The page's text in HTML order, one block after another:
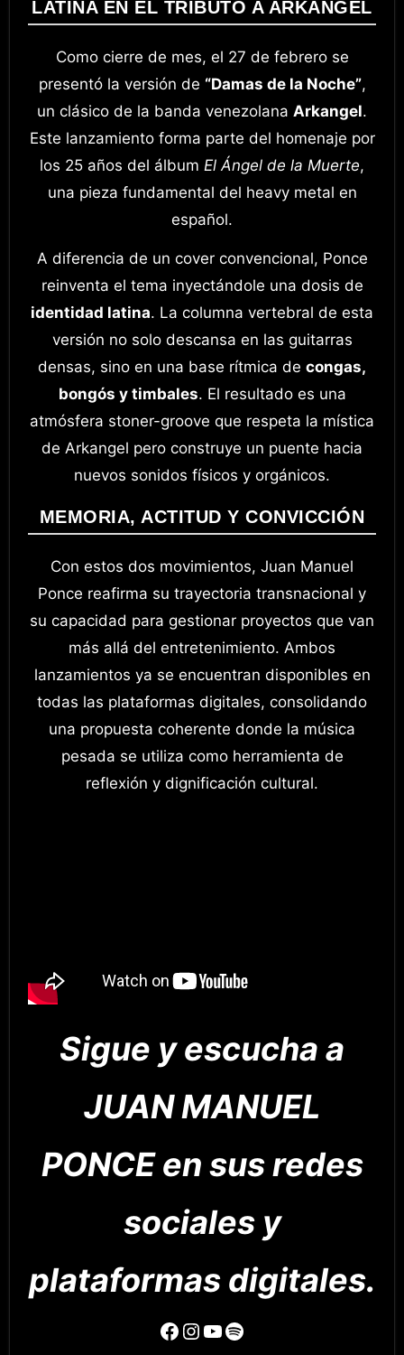
LATINA EN EL TRIBUTO A ARKANGEL
Como cierre de mes, el 27 de febrero se
presentó la versión de “Damas de la Noche”,
un clásico de la banda venezolana Arkangel.
Este lanzamiento forma parte del homenaje por
los 25 años del álbum El Ángel de la Muerte,
una pieza fundamental del heavy metal en
español.
A diferencia de un cover convencional, Ponce
reinventa el tema inyectándole una dosis de
identidad latina. La columna vertebral de esta
versión no solo descansa en las guitarras
densas, sino en una base rítmica de congas,
bongós y timbales. El resultado es una
atmósfera stoner-groove que respeta la mística
de Arkangel pero construye un puente hacia
nuevos sonidos físicos y orgánicos.
MEMORIA, ACTITUD Y CONVICCIÓN
Con estos dos movimientos, Juan Manuel
Ponce reafirma su trayectoria transnacional y
su capacidad para gestionar proyectos que van
más allá del entretenimiento. Ambos
lanzamientos ya se encuentran disponibles en
todas las plataformas digitales, consolidando
una propuesta coherente donde la música
pesada se utiliza como herramienta de
reflexión y dignificación cultural.
Sigue y escucha a
JUAN MANUEL
PONCE en sus redes
sociales y
plataformas digitales.
Facebook Instagram YouTube Spotify